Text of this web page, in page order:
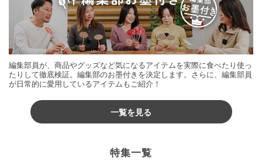
編集部員が、商品やグッズなど気になるアイテムを実際に食べたり使っ
たりして徹底検証。編集部のお墨付きを決定します。さらに、編集部員
が日常的に愛用しているアイテムもご紹介！
一覧を見る
特集一覧